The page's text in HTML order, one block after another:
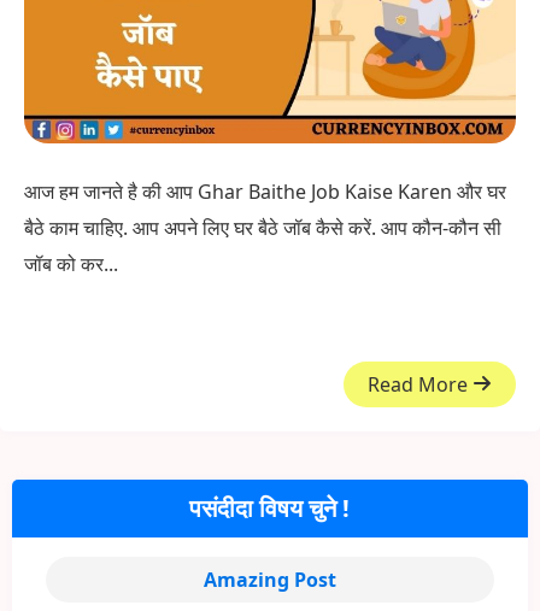
आज हम जानते है की आप Ghar Baithe Job Kaise Karen और घर
बैठे काम चाहिए. आप अपने लिए घर बैठे जॉब कैसे करें. आप कौन-कौन सी
जॉब को कर...
Read More
पसंदीदा विषय चुने !
Amazing Post